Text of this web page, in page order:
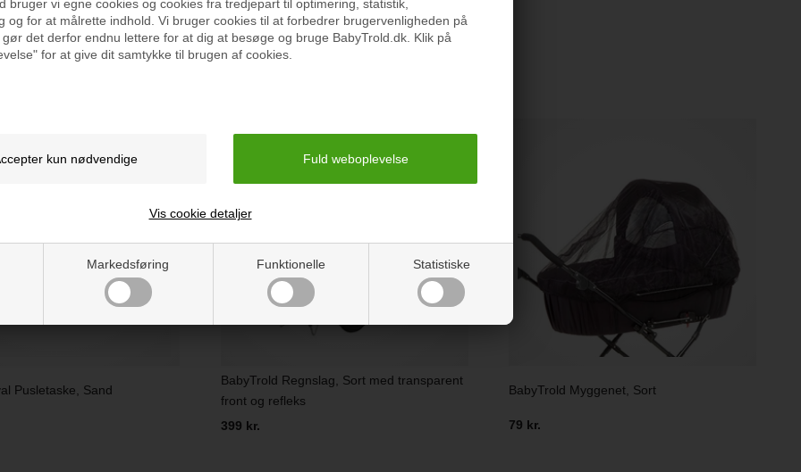
bruger vi egne cookies og cookies fra tredjepart til optimering, statistik,
og for at målrette indhold. Vi bruger cookies til at forbedrer brugervenligheden på
det derfor endnu lettere for at dig at besøge og bruge BabyTrold.dk. Klik på
for at give dit samtykke til brugen af cookies.
Markedsføring Funktionelle Statistiske
Vis cookie detaljer
du også interesseret i følgende produkter
Pusletaske, Sand
BabyTrold Regnslag, Sort med transparent
front og refleks
399 kr.
BabyTrold Myggenet, Sort
79 kr.